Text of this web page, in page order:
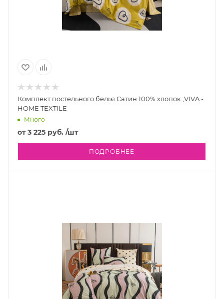
Комплект постельного белья Сатин 100% хлопок ,VIVA -
HOME TEXTILE
Много
от3 225 руб. /шт
ПОДРОБНЕЕ